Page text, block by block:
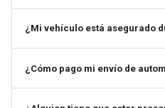
¿Mi vehículo está asegurado
¿Cómo pago mi envío de